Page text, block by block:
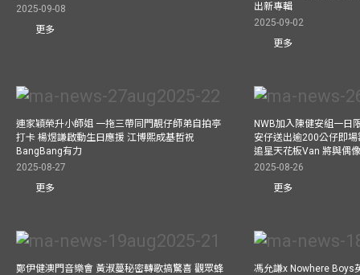
2025-09-08
更多
出新專輯
2025-09-02
更多
連家穎榮升小師姐 一拖三帶同門靚仔師弟自拍亭
打卡 楊煜謙啟動生日應援 江博熙成基哲祝
BangBang有力
2025-08-27
更多
NWB加入陳健安組一日
安仔送出逾200公仔即
追星天花板Van 將與偶
2025-08-26
更多
鄭伊健澳門音樂會 黃淑蔓秘密轉歌搞驚喜 觀眾蜂
馮允謙x Nowhere Boys